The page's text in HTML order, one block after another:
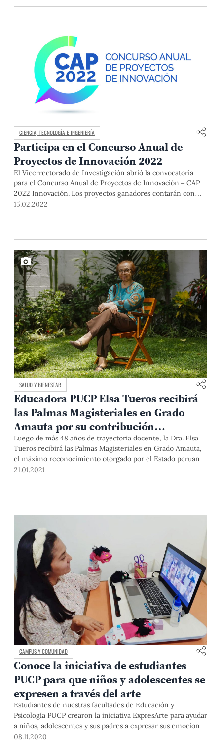
CIENCIA, TECNOLOGÍA E INGENIERÍA
Participa en el Concurso Anual de
Proyectos de Innovación 2022
El Vicerrectorado de Investigación abrió la convocatoria
para el Concurso Anual de Proyectos de Innovación – CAP
2022 Innovación. Los proyectos ganadores contarán con
financiamiento máximo de 50 mil soles. La fecha límite para
15.02.2022
SALUD Y BIENESTAR
Educadora PUCP Elsa Tueros recibirá
las Palmas Magisteriales en Grado
Amauta por su contribución
extraordinaria al país
Luego de más 48 años de trayectoria docente, la Dra. Elsa
Tueros recibirá las Palmas Magisteriales en Grado Amauta,
el máximo reconocimiento otorgado por el Estado peruano
a un educador. Te invitamos a participar en la transmisión
21.01.2021
CAMPUS Y COMUNIDAD
Conoce la iniciativa de estudiantes
PUCP para que niños y adolescentes se
expresen a través del arte
Estudiantes de nuestras facultades de Educación y
Psicología PUCP crearon la iniciativa ExpresArte para ayudar
a niños, adolescentes y sus padres a expresar sus emociones
por medio en actividades artísticas en esta coyuntura de
08.11.2020